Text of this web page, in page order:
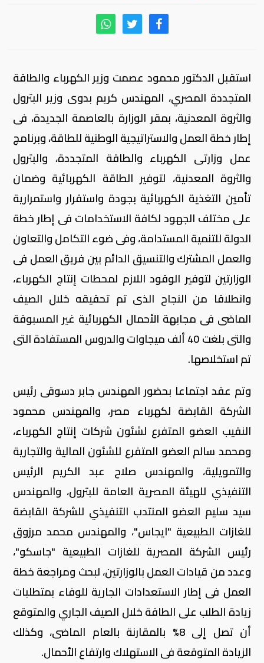
استقبل الدكتور محمود عصمت وزير الكهرباء والطاقة
المتجددة المصري، المهندس كريم بدوى وزير البترول
والثروة المعدنية، بمقر الوزارة بالعاصمة الجديدة، فى
إطار خطة العمل والاستراتيجية الوطنية للطاقة، وبرنامج
عمل وزارتى الكهرباء والطاقة المتجددة، والبترول
والثروة المعدنية، لتوفير الطاقة الكهربائية وضمان
تأمين التغذية الكهربائية بجودة واستقرار واستمرارية
على مختلف الجهود لكافة الاستخدامات فى إطار خطة
الدولة للتنمية المستدامة، وفى ضوء التكامل والتعاون
والعمل المشترك والتنسيق الدائم بين فريق العمل فى
الوزارتين لتوفير الوقود اللازم لمحطات إنتاج الكهرباء،
وانطلاقا من النجاح الذى تم تحقيقه خلال الصيف
الماضى فى مجابهة الأحمال الكهربائية غير المسبوقة
والتى بلغت 40 ألف ميجاوات والدروس المستفادة التى
تم استخلاصها.
وتم عقد اجتماعا بحضور المهندس جابر دسوقى رئيس
الشركة القابضة لكهرباء مصر، والمهندس محمود
النقيب العضو المتفرع لشئون شركات إنتاج الكهرباء،
ومحمد سالم العضو المتفرع للشئون المالية والتجارية
والتمويلية، والمهندس صلاح عبد الكريم الرئيس
التنفيذي للهيئة المصرية العامة للبترول، والمهندس
سيد سليم العضو المنتدب التنفيذي للشركة القابضة
للغازات الطبيعية "ايجاس"، والمهندس محمد مرزوق
رئيس الشركة المصرية للغازات الطبيعية "جاسكو"،
وعدد من قيادات العمل بالوزارتين، لبحث ومراجعة خطة
العمل فى إطار الاستعدادات الجارية للوفاء بمتطلبات
زيادة الطلب على الطاقة خلال الصيف الجاري والمتوقع
أن تصل إلى 8% بالمقارنة بالعام الماضى، وكذلك
الزيادة المتوقعة فى الاستهلاك وارتفاع الأحمال.